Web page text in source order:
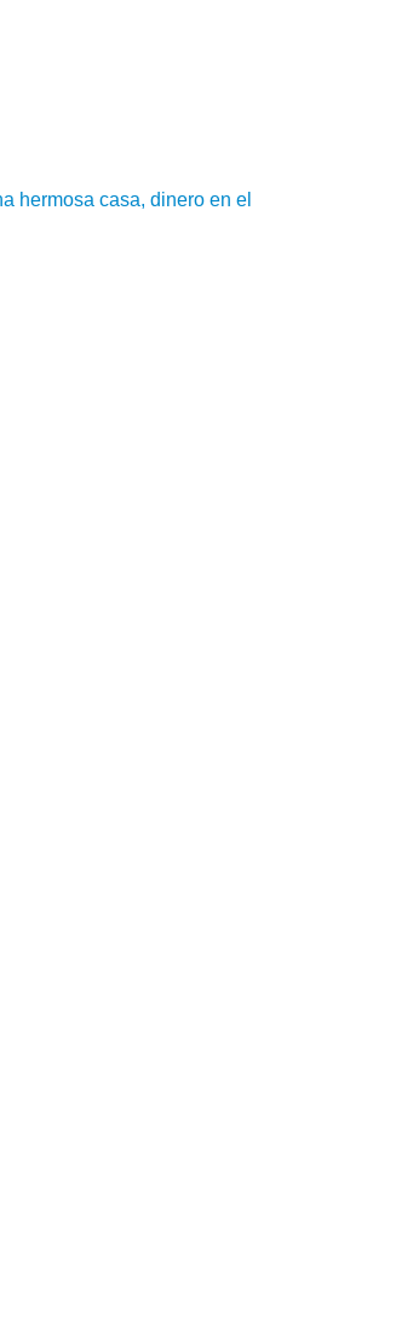
hermosa casa, dinero en el